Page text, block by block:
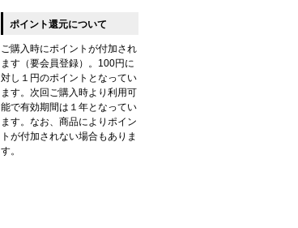
ポイント還元について
ご購入時にポイントが付加され
ます（要会員登録）。100円に
対し１円のポイントとなってい
ます。次回ご購入時より利用可
能で有効期間は１年となってい
ます。なお、商品によりポイン
トが付加されない場合もありま
す。